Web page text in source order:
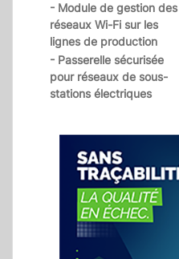
- Module de gestion des
réseaux Wi-Fi sur les
lignes de production
- Passerelle sécurisée
pour réseaux de sous-
stations électriques